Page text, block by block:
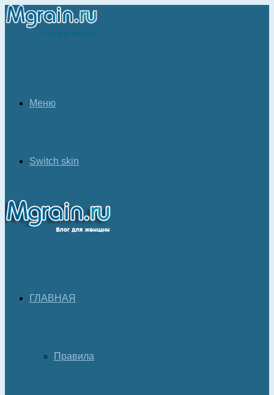
Меню
Switch skin
ГЛАВНАЯ
Правила